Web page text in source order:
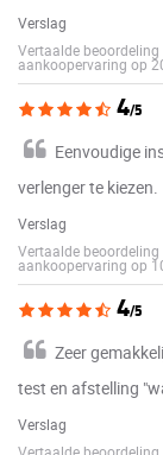
Verslag
Vertaalde
aankoopervaring op
4/5
Eenvoudige
verlenger te kiezen.
Verslag
Vertaalde
aankoopervaring op
4/5
Zeer
test en afstelling
Verslag